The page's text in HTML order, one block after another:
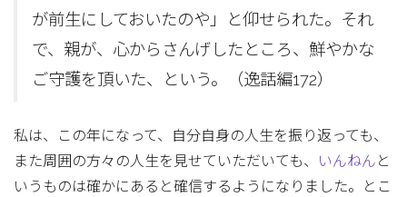
が前生にしておいたのや」と仰せられた。それ
で、親が、心からさんげしたところ、鮮やかな
ご守護を頂いた、という。（逸話編172）
私は、この年になって、自分自身の人生を振り返っても、
また周囲の方々の人生を見せていただいても、
いんねん と
いうものは確かにあると確信するようになりました。とこ